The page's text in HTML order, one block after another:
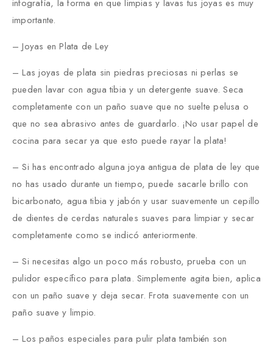
infografía, la forma en que limpias y lavas tus joyas es muy
importante.
– Joyas en Plata de Ley
– Las joyas de plata sin piedras preciosas ni perlas se
pueden lavar con agua tibia y un detergente suave. Seca
completamente con un paño suave que no suelte pelusa o
que no sea abrasivo antes de guardarlo. ¡No usar papel de
cocina para secar ya que esto puede rayar la plata!
– Si has encontrado alguna joya antigua de plata de ley que
no has usado durante un tiempo, puede sacarle brillo con
bicarbonato, agua tibia y jabón y usar suavemente un cepillo
de dientes de cerdas naturales suaves para limpiar y secar
completamente como se indicó anteriormente.
– Si necesitas algo un poco más robusto, prueba con un
pulidor específico para plata. Simplemente agita bien, aplica
con un paño suave y deja secar. Frota suavemente con un
paño suave y limpio.
– Los paños especiales para pulir plata también son